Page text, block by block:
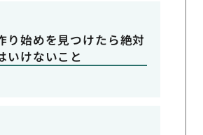
り始めを見つけたら絶対
いけないこと